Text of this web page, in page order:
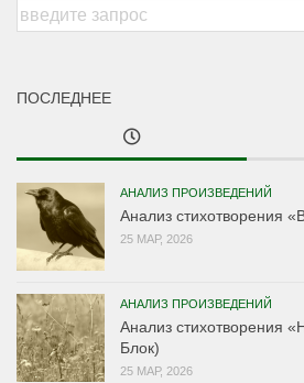
ПОСЛЕДНЕЕ
АНАЛИЗ ПРОИЗВЕДЕНИЙ
Анализ стихотворения
25 МАР, 2026
АНАЛИЗ ПРОИЗВЕДЕНИЙ
Анализ стихотворения
Блок)
25 МАР, 2026